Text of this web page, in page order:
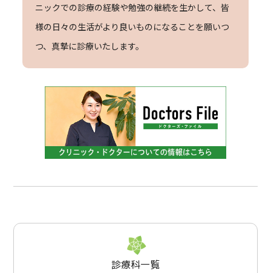
ニックでの診療の経験や勉強の継続を生かして、皆
様の日々の生活がより良いものになることを願いつ
つ、真摯に診療いたします。
診療科一覧